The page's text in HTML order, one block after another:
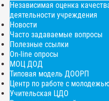
Независимая оценка
деятельности учреждения
Новости
Часто задаваемые вопросы
Полезные ссылки
On-line опросы
МОЦ ДОД
Типовая модель ДООРП
Центр по работе с
Учительская ЦДО